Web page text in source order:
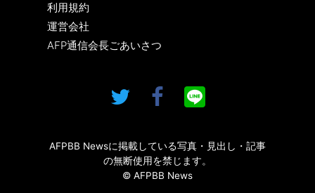
利用規約
運営会社
AFP通信会長ごあいさつ
AFPBB Newsに掲載している写真・見出し・記事
の無断使用を禁じます。
© AFPBB News